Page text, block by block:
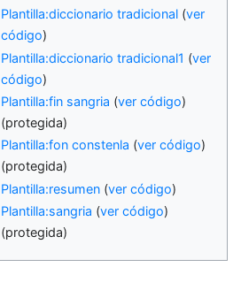
Plantilla:diccionario tradicional(ver
código)
Plantilla:diccionario tradicional1 (ver
código)
Plantilla:fin sangria (ver código)
(protegida)
Plantilla:fon constenla (ver código)
(protegida)
Plantilla:resumen(ver código)
Plantilla:sangria (ver código)
(protegida)